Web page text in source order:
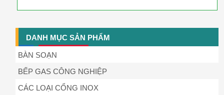
DANH MỤC SẢN PHẨM
BÀN SOẠN
BẾP GAS CÔNG NGHIỆP
CÁC LOẠI CỔNG INOX